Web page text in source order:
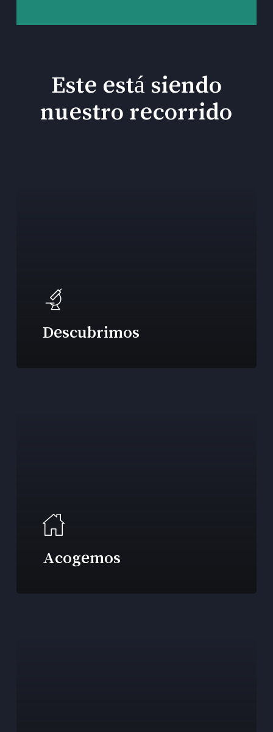
Este está siendo
nuestro recorrido
Descubrimos
Acogemos